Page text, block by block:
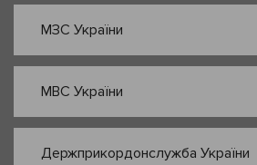
МЗС України
МВС України
Держприкордонслужба України